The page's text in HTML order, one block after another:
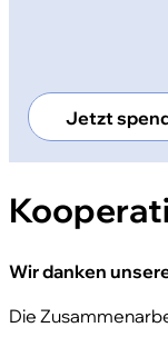
Jetzt
Wir danken
Die